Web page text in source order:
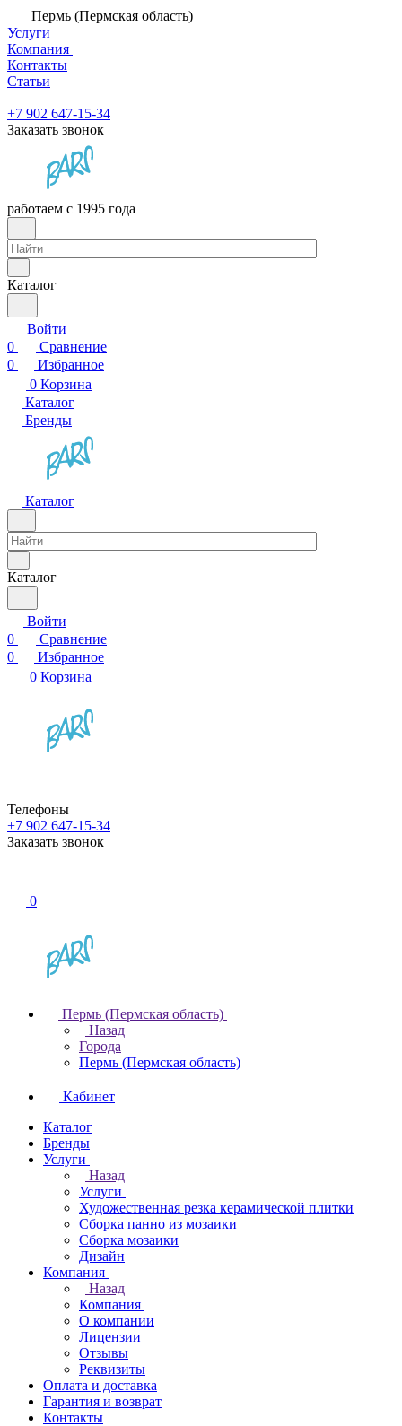
Пермь (Пермская область)
Услуги
Компания
Контакты
Статьи
+7 902 647-15-34
Заказать звонок
работаем с 1995 года
Каталог
Войти
0
Сравнение
0
Избранное
0 Корзина
Каталог
Бренды
Каталог
Каталог
Войти
0
Сравнение
0
Избранное
0 Корзина
Телефоны
+7 902 647-15-34
Заказать звонок
0
Пермь (Пермская область)
Назад
Города
Пермь (Пермская область)
Кабинет
Каталог
Бренды
Услуги
Назад
Услуги
Художественная резка керамической плитки
Сборка панно из мозаики
Сборка мозаики
Дизайн
Компания
Назад
Компания
О компании
Лицензии
Отзывы
Реквизиты
Оплата и доставка
Гарантия и возврат
Контакты